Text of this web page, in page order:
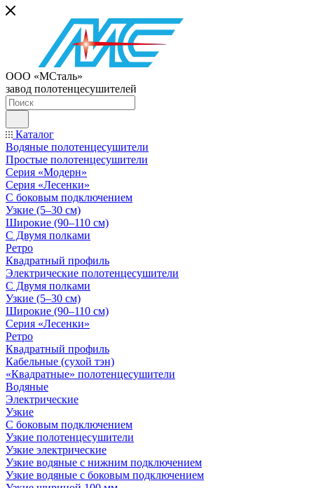
ООО «МСталь»
завод полотенцесушителей
Каталог
Водяные полотенцесушители
Простые полотенцесушители
Серия «Модерн»
Серия «Лесенки»
С боковым подключением
Узкие (5–30 см)
Широкие (90–110 см)
С Двумя полками
Ретро
Квадратный профиль
Электрические полотенцесушители
С Двумя полками
Узкие (5–30 см)
Широкие (90–110 см)
Серия «Лесенки»
Ретро
Квадратный профиль
Кабельные (сухой тэн)
«Квадратные» полотенцесушители
Водяные
Электрические
Узкие
С боковым подключением
Узкие полотенцесушители
Узкие электрические
Узкие водяные с нижним подключением
Узкие водяные с боковым подключением